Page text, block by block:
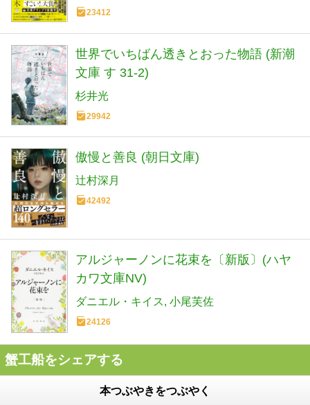
23412
世界でいちばん透きとおった物語 (新潮
文庫 す 31-2)
杉井光
29942
傲慢と善良 (朝日文庫)
辻村深月
42492
アルジャーノンに花束を〔新版〕(ハヤ
カワ文庫NV)
ダニエル・キイス 小尾芙佐
24126
蟹工船をシェアする
本つぶやきをつぶやく